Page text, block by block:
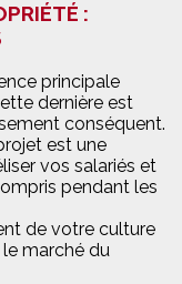
:
principale
dernière est
conséquent.
est une
vos salariés et
pendant les
de votre culture
marché du